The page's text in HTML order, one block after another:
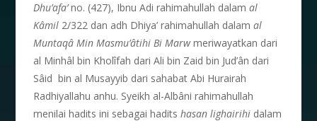
Dhu’afa’no. (427), Ibnu Adi rahimahullah dalamal
Kâmil 2/322 dan adh Dhiya’ rahimahullah dalamal
Muntaqâ Min Masmu’âtihi Bi Marwmeriwayatkan dari
al Minhâl bin Kholîfah dari Ali bin Zaid bin Jud’ân dari
Sâid bin al Musayyib dari sahabat Abi Hurairah
Radhiyallahu anhu. Syeikh al-Albâni rahimahullah
menilai hadits ini sebagai haditshasan lighairihi dalam